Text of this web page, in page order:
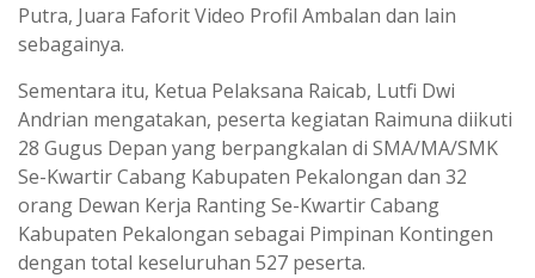
Putra, Juara Faforit Video Profil Ambalan dan lain
sebagainya.
Sementara itu, Ketua Pelaksana Raicab, Lutfi Dwi
Andrian mengatakan, peserta kegiatan Raimuna diikuti
28 Gugus Depan yang berpangkalan di SMA/MA/SMK
Se-Kwartir Cabang Kabupaten Pekalongan dan 32
orang Dewan Kerja Ranting Se-Kwartir Cabang
Kabupaten Pekalongan sebagai Pimpinan Kontingen
dengan total keseluruhan 527 peserta.